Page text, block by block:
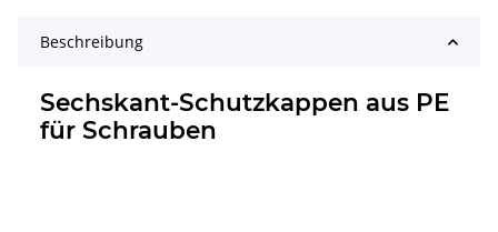
Beschreibung
Sechskant-Schutzkappen aus PE
für Schrauben